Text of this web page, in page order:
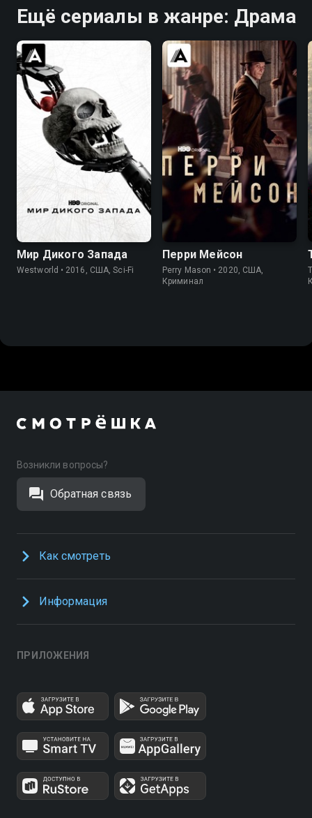
Ещё сериалы в жанре: Драма
Мир Дикого Запада
Westworld • 2016, США, Sci-Fi
Перри Мейсон
Perry Mason • 2020, США,
Криминал
Возникли вопросы?
Обратная связь
Как смотреть
Информация
ПРИЛОЖЕНИЯ